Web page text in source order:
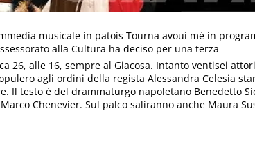
musicale in patois Tourna avouì mè in
alla Cultura ha deciso per una terza
26, alle 16, sempre al Giacosa. Intanto ventisei
agli ordini della regista Alessandra Celesia
Il testo è del drammaturgo napoletano Benedetto
Chenevier. Sul palco saliranno anche Maura